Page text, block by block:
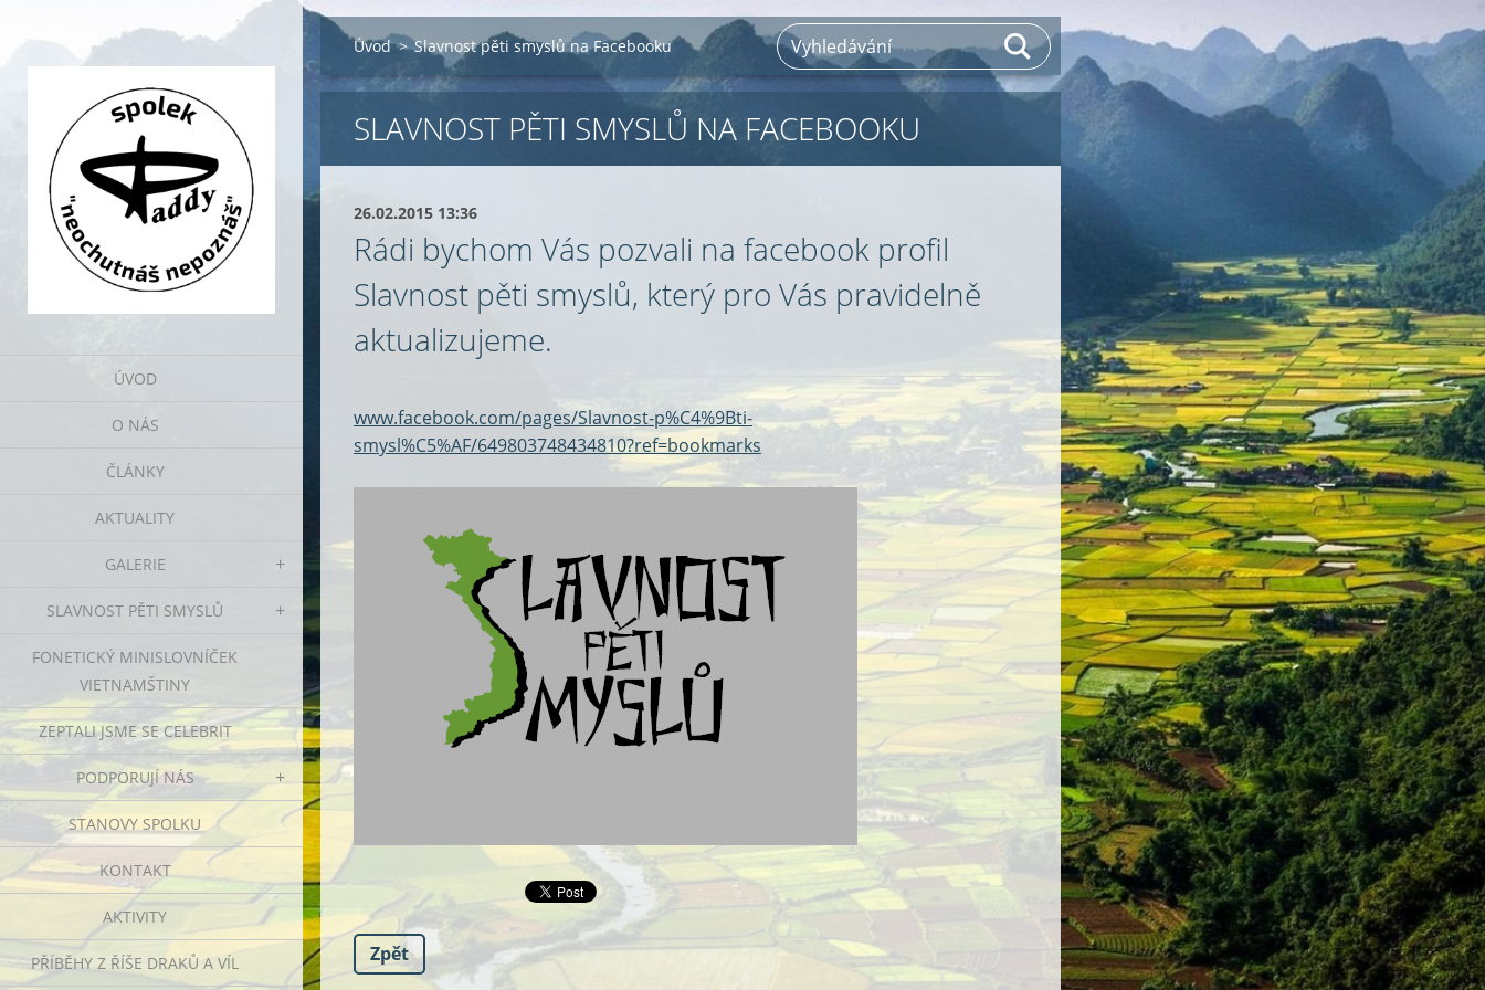
ÚVOD
O NÁS
ČLÁNKY
AKTUALITY
GALERIE
SLAVNOST PĚTI SMYSLŮ
FONETICKÝ MINISLOVNÍČEK
VIETNAMŠTINY
ZEPTALI JSME SE CELEBRIT
PODPORUJÍ NÁS
STANOVY SPOLKU
KONTAKT
AKTIVITY
PŘÍBĚHY Z ŘÍŠE DRAKŮ A VÍL
Úvod > Slavnost pěti smyslů na Facebooku
SLAVNOST PĚTI SMYSLŮ NA FACEBOOKU
26.02.2015 13:36
Rádi bychom Vás pozvali na facebook profil
Slavnost pěti smyslů, který pro Vás pravidelně
aktualizujeme.
www.facebook.com/pages/Slavnost-p%C4%9Bti-
smysl%C5%AF/649803748434810?ref=bookmarks
Zpět